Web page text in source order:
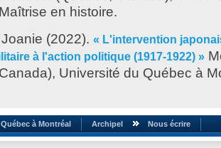
en histoire.
(2022). « L'intervention
à l'action politique (1917-1922) »
Université du Québec à
à Montréal Archipel Nous écrire